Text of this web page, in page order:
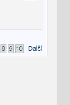
8 9 10 Další